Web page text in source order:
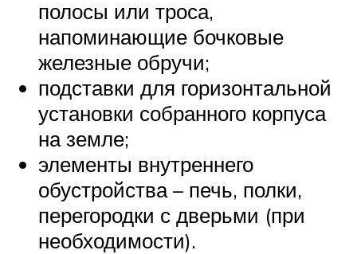
полосы или троса,
напоминающие бочковые
железные обручи;
подставки для горизонтальной
установки собранного корпуса
на земле;
элементы внутреннего
обустройства – печь, полки,
перегородки с дверьми (при
необходимости).